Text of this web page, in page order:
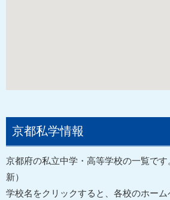
京都私学情報
京都府の私立中学・高等学校の一覧で
新）
学校名をクリックすると、各校のホーム